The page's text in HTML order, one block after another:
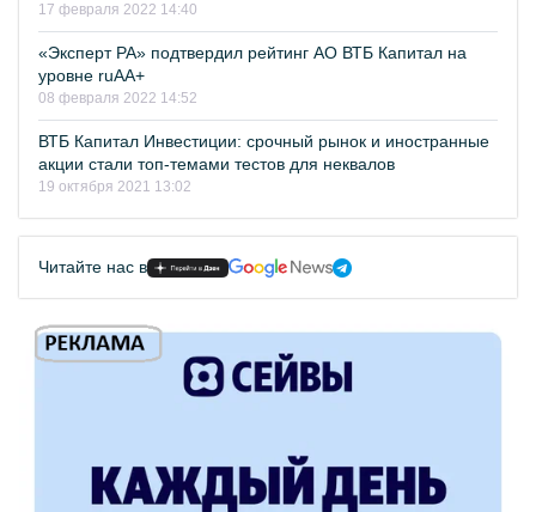
17 февраля 2022 14:40
«Эксперт РА» подтвердил рейтинг АО ВТБ Капитал на
уровне ruAA+
08 февраля 2022 14:52
ВТБ Капитал Инвестиции: срочный рынок и иностранные
акции стали топ-темами тестов для неквалов
19 октября 2021 13:02
Читайте нас в